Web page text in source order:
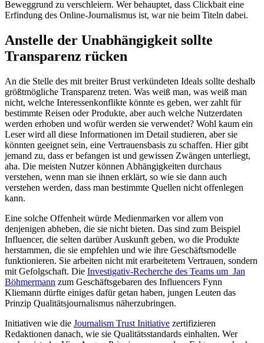
Beweggrund zu verschleiern. Wer behauptet, dass Clickbait eine
Erfindung des Online-Journalismus ist, war nie beim Titeln dabei.
Anstelle der Unabhängigkeit sollte
Transparenz rücken
An die Stelle des mit breiter Brust verkündeten Ideals sollte deshalb
größtmögliche Transparenz treten. Was weiß man, was weiß man
nicht, welche Interessenkonflikte könnte es geben, wer zahlt für
bestimmte Reisen oder Produkte, aber auch welche Nutzerdaten
werden erhoben und wofür werden sie verwendet? Wohl kaum ein
Leser wird all diese Informationen im Detail studieren, aber sie
könnten geeignet sein, eine Vertrauensbasis zu schaffen. Hier gibt
jemand zu, dass er befangen ist und gewissen Zwängen unterliegt,
aha. Die meisten Nutzer können Abhängigkeiten durchaus
verstehen, wenn man sie ihnen erklärt, so wie sie dann auch
verstehen werden, dass man bestimmte Quellen nicht offenlegen
kann.
Eine solche Offenheit würde Medienmarken vor allem von
denjenigen abheben, die sie nicht bieten. Das sind zum Beispiel
Influencer, die selten darüber Auskunft geben, wo die Produkte
herstammen, die sie empfehlen und wie ihre Geschäftsmodelle
funktionieren. Sie arbeiten nicht mit erarbeitetem Vertrauen, sondern
mit Gefolgschaft. Die Investigativ-Recherche des Teams um Jan
Böhmermann zum Geschäftsgebaren des Influencers Fynn
Kliemann dürfte einiges dafür getan haben, jungen Leuten das
Prinzip Qualitätsjournalismus näherzubringen.
Initiativen wie die Journalism Trust Initiative zertifizieren
Redaktionen danach, wie sie Qualitätsstandards einhalten. Wer